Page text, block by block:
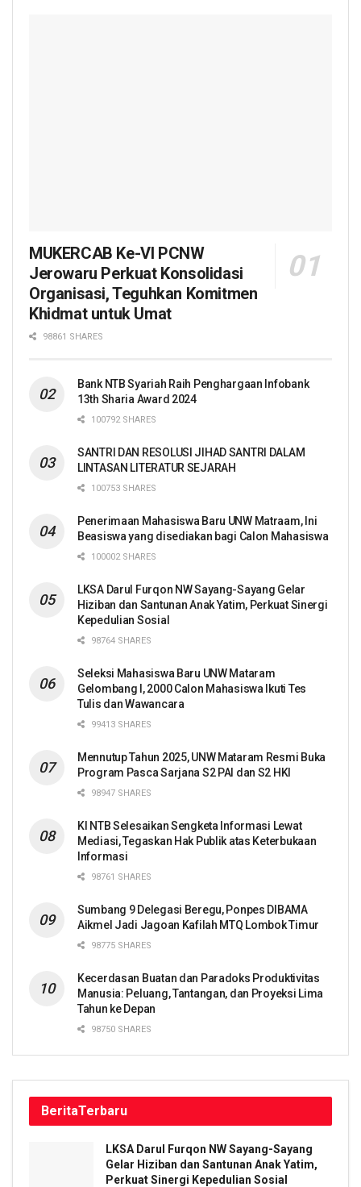
MUKERCAB Ke-VI PCNW
Jerowaru Perkuat Konsolidasi
Organisasi, Teguhkan Komitmen
Khidmat untuk Umat
98861 SHARES
Bank NTB Syariah Raih Penghargaan Infobank
13th Sharia Award 2024
100792 SHARES
SANTRI DAN RESOLUSI JIHAD SANTRI DALAM
LINTASAN LITERATUR SEJARAH
100753 SHARES
Penerimaan Mahasiswa Baru UNW Matraam, Ini
Beasiswa yang disediakan bagi Calon Mahasiswa
100002 SHARES
LKSA Darul Furqon NW Sayang-Sayang Gelar
Hiziban dan Santunan Anak Yatim, Perkuat Sinergi
Kepedulian Sosial
98764 SHARES
Seleksi Mahasiswa Baru UNW Mataram
Gelombang I, 2000 Calon Mahasiswa Ikuti Tes
Tulis dan Wawancara
99413 SHARES
Mennutup Tahun 2025, UNW Mataram Resmi Buka
Program Pasca Sarjana S2 PAI dan S2 HKI
98947 SHARES
KI NTB Selesaikan Sengketa Informasi Lewat
Mediasi, Tegaskan Hak Publik atas Keterbukaan
Informasi
98761 SHARES
Sumbang 9 Delegasi Beregu, Ponpes DIBAMA
Aikmel Jadi Jagoan Kafilah MTQ Lombok Timur
98775 SHARES
Kecerdasan Buatan dan Paradoks Produktivitas
Manusia: Peluang, Tantangan, dan Proyeksi Lima
Tahun ke Depan
98750 SHARES
BeritaTerbaru
LKSA Darul Furqon NW Sayang-Sayang
Gelar Hiziban dan Santunan Anak Yatim,
Perkuat Sinergi Kepedulian Sosial